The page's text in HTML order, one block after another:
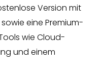
Version mit
eine Premium-
wie Cloud-
und einem